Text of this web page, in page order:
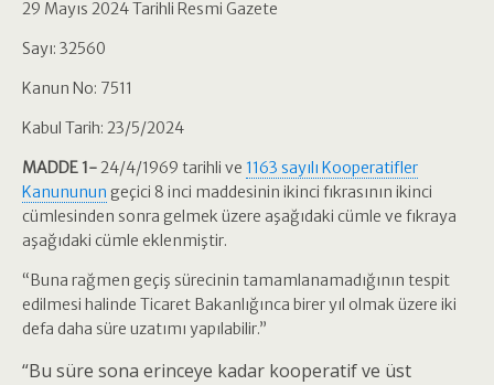
29 Mayıs 2024 Tarihli Resmi Gazete
Sayı: 32560
Kanun No: 7511
Kabul Tarih: 23/5/2024
MADDE 1-24/4/1969 tarihli ve 1163 sayılı Kooperatifler
Kanununun geçici 8 inci maddesinin ikinci fıkrasının ikinci
cümlesinden sonra gelmek üzere aşağıdaki cümle ve fıkraya
aşağıdaki cümle eklenmiştir.
“Buna rağmen geçiş sürecinin tamamlanamadığının tespit
edilmesi halinde Ticaret Bakanlığınca birer yıl olmak üzere iki
defa daha süre uzatımı yapılabilir.”
“Bu süre sona erinceye kadar kooperatif ve üst